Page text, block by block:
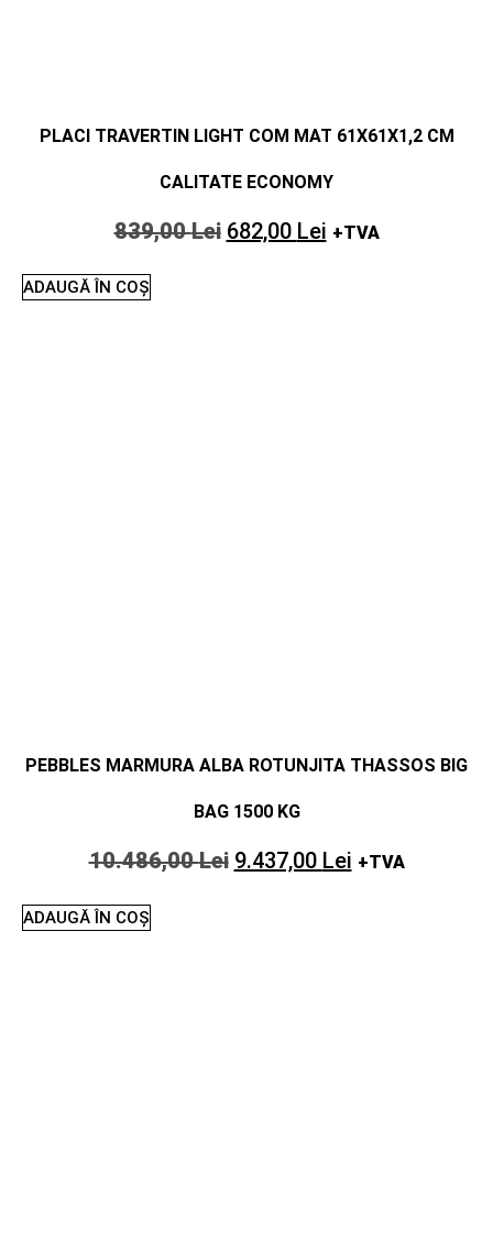
PLACI TRAVERTIN LIGHT COM MAT 61X61X1,2 CM
CALITATE ECONOMY
839,00Lei 682,00 Lei +TVA
ADAUGĂ ÎN COȘ
PEBBLES MARMURA ALBA ROTUNJITA THASSOS BIG
BAG 1500 KG
10.486,00Lei 9.437,00 Lei +TVA
ADAUGĂ ÎN COȘ